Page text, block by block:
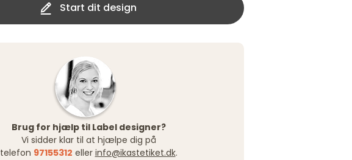
Start dit design
Brug for hjælp til Label designer?
Vi sidder klar til at hjælpe dig på
telefon 97155312 eller info@ikastetiket.dk.